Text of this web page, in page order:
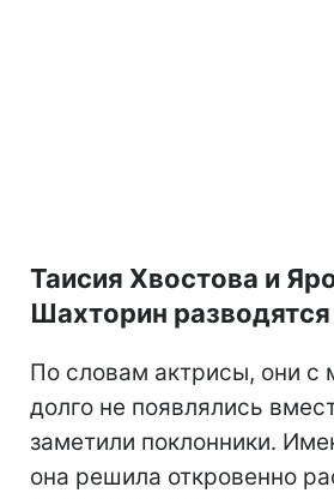
Таисия Хвостова и
Шахторин разводятся
По словам актрисы, они
долго не появлялись
заметили поклонники.
она решила откровенно